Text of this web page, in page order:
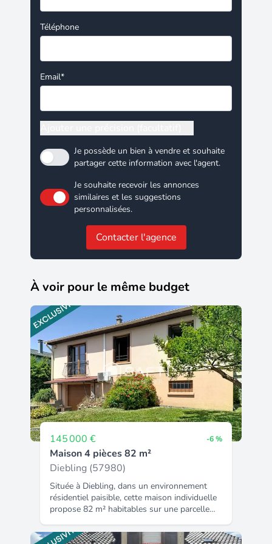
Téléphone
Email*
Je possède un bien à vendre et souhaite
partager cette information avec l'agent.
Je souhaite recevoir les annonces
similaires et les suggestions
personnalisées.
Contacter l'agence
À voir pour le même budget
145 000 € -6 %
Maison 4 pièces 82 m²
Diebling (57980)
Située à Diebling, dans un environnement
résidentiel paisible, cette maison individuelle
propose 82 m² habitables sur une parcelle
s'organise autour d'une distribution